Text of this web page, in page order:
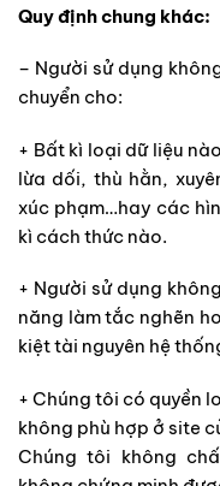
Quy định chung khác:
– Người sử dụng
chuyển cho:
+ Bất kì loại dữ liệu
lừa dối, thù hằn,
xúc phạm…hay các
kì cách thức nào.
+ Người sử dụng
năng làm tắc nghẽn
kiệt tài nguyên hệ
+ Chúng tôi có quyền
không phù hợp ở site
Chúng tôi không